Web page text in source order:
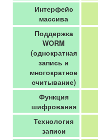
Интерфейс
массива
Поддержка
WORM
(однократная
запись и
многократное
считывание)
Функция
шифрования
Технология
записи